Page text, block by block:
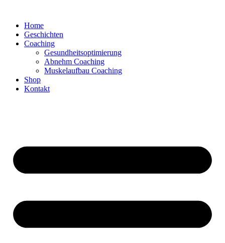
springenHome
Geschichten
Coaching
Gesundheitsoptimierung
Abnehm Coaching
Muskelaufbau Coaching
Shop
Kontakt